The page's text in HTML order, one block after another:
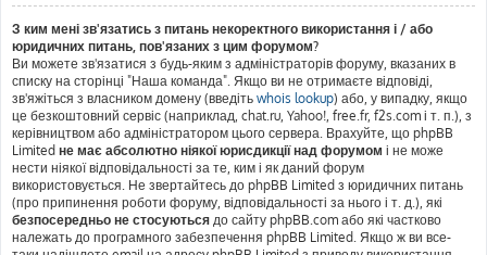
З ким мені зв'язатись з питань некоректного використання і / або
юридичних питань, пов'язаних з цим форумом?
Ви можете зв'язатися з будь-яким з адміністраторів форуму, вказаних в
списку на сторінці "Наша команда". Якщо ви не отримаєте відповіді,
зв'яжіться з власником домену (введіть whois lookup) або, у випадку, якщо
це безкоштовний сервіс (наприклад, chat.ru, Yahoo!, free.fr, f2s.com і т. п.), з
керівництвом або адміністратором цього сервера. Врахуйте, що phpBB
Limited не має абсолютно ніякої юрисдикції над форумом і не може
нести ніякої відповідальності за те, ким і як даний форум
використовується. Не звертайтесь до phpBB Limited з юридичних питань
(про припинення роботи форуму, відповідальності за нього і т. д.), які
безпосередньо не стосуються до сайту phpBB.com або які частково
належать до програмного забезпечення phpBB Limited. Якщо ж ви все-